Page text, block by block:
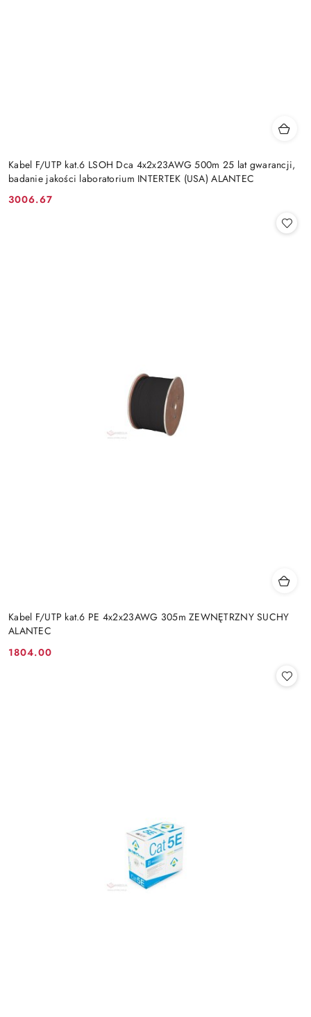
Kabel F/UTP kat.6 LSOH Dca 4x2x23AWG 500m 25 lat gwarancji,
badanie jakości laboratorium INTERTEK (USA) ALANTEC
Cena:
3006.67
Kabel F/UTP kat.6 PE 4x2x23AWG 305m ZEWNĘTRZNY SUCHY
ALANTEC
Cena:
1804.00